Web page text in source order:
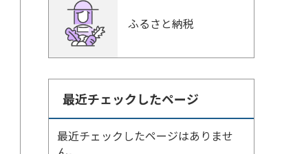
ふるさと納税
最近チェックしたページ
最近チェックしたページはありませ